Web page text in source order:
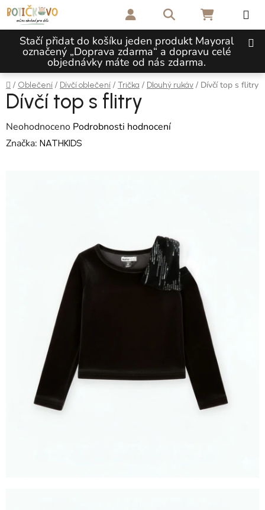
Přejít na obsah
Stačí přidat do košíku jeden produkt Mayoral
označený „Doprava zdarma“ a dopravu celé
objednávky máte od nás zdarma.
Hledat NÁKUPNÍ
Domů
/ Oblečení / Dívčí oblečení / Trička / Dlouhý rukáv / Dívčí top s flitry
Dívčí top s flitry
Průměrné hodnocení produktu je 0,0 z 5 hvězdiček.
Neohodnoceno Podrobnosti hodnocení
Značka: NATHKIDS